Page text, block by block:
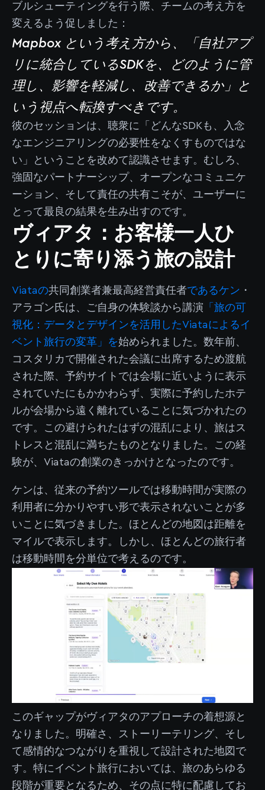
ブルシューティングを行う際、チームの考え方を
変えるよう促しました：
Mapbox という考え方から、「自社アプ
リに統合しているSDKを、どのように管
理し、影響を軽減し、改善できるか」と
いう視点へ転換すべきです。
彼のセッションは、聴衆に「どんなSDKも、入念
なエンジニアリングの必要性をなくすものではな
い」ということを改めて認識させます。むしろ、
強固なパートナーシップ、オープンなコミュニケ
ーション、そして責任の共有こそが、ユーザーに
とって最良の結果を生み出すのです。
ヴィアタ：お客様一人ひ
とりに寄り添う旅の設計
Viataの共同創業者兼最高経営責任者であるケン ・
アラゴン氏は、ご自身の体験談から講演 「旅の可
視化：データとデザインを活用したViataによるイ
ベント旅行の変革」を始められました。数年前、
コスタリカで開催された会議に出席するため渡航
された際、予約サイトでは会場に近いように表示
されていたにもかかわらず、実際に予約したホテ
ルが会場から遠く離れていることに気づかれたの
です。この避けられたはずの混乱により、旅はス
トレスと混乱に満ちたものとなりました。この経
験が、Viataの創業のきっかけとなったのです。
ケンは、従来の予約ツールでは移動時間が実際の
利用者に分かりやすい形で表示されないことが多
いことに気づきました。ほとんどの地図は距離を
マイルで表示します。しかし、ほとんどの旅行者
は移動時間を分単位で考えるのです。
このギャップがヴィアタのアプローチの着想源と
なりました。明確さ、ストーリーテリング、そし
て感情的なつながりを重視して設計された地図で
す。特にイベント旅行においては、旅のあらゆる
段階が重要となるため、その点に特に配慮してお